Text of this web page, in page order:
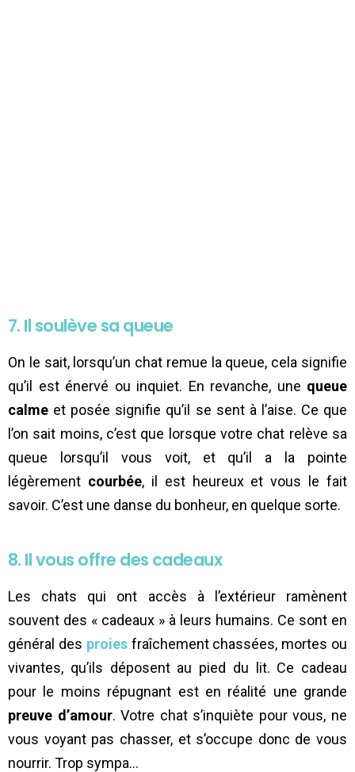
7. Il soulève sa queue
On le sait, lorsqu’un chat remue la queue, cela signifie
qu’il est énervé ou inquiet. En revanche, une queue
calme et posée signifie qu’il se sent à l’aise. Ce que
l’on sait moins, c’est que lorsque votre chat relève sa
queue lorsqu’il vous voit, et qu’il a la pointe
légèrement courbée, il est heureux et vous le fait
savoir. C’est une danse du bonheur, en quelque sorte.
8. Il vous offre des cadeaux
Les chats qui ont accès à l’extérieur ramènent
souvent des « cadeaux » à leurs humains. Ce sont en
général des proiesfraîchement chassées, mortes ou
vivantes, qu’ils déposent au pied du lit. Ce cadeau
pour le moins répugnant est en réalité une grande
preuve d’amour. Votre chat s’inquiète pour vous, ne
vous voyant pas chasser, et s’occupe donc de vous
nourrir. Trop sympa…